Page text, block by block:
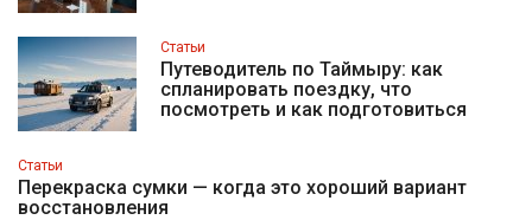
Статьи
Путеводитель по Таймыру: как
спланировать поездку, что
посмотреть и как подготовиться
Статьи
Перекраска сумки — когда это хороший вариант
восстановления